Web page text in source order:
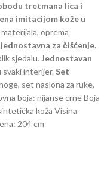
tretmana lica i
imitacijom kože u
oprema
za čišćenje.
sjedalu.Jednostavan
svaki interijer. Set
set naslona za ruke,
boja: nijanse crne Boja
koža Visina
204 cm